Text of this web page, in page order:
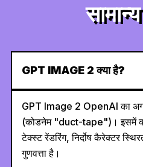
GPT IMAGE 2 क्या है?
GPT Image 2 OpenAI का
(कोडनेम "duct-tape")। इसमें
टेक्स्ट रेंडरिंग, निर्दोष कैरेक्टर
गुणवत्ता है।